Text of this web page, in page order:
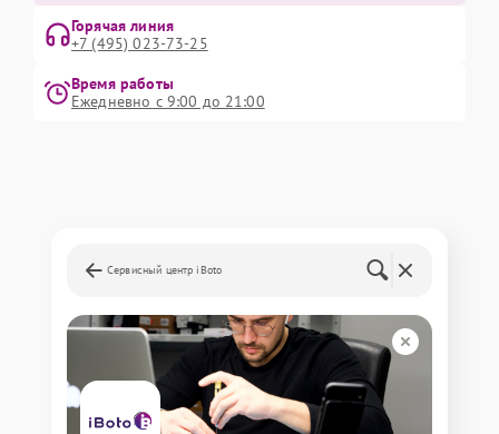
Горячая линия
+7 (495) 023-73-25
Время работы
Ежедневно с 9:00 до 21:00
Сервисный центр iBoto